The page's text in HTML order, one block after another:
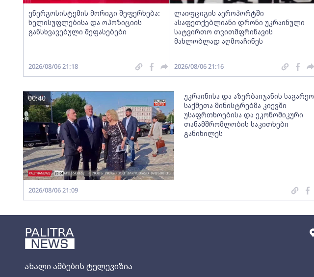
ახალი ამბების ტელევიზია
ენერგოსისტემის მორიგი შეფერხება:
ხელისუფლებისა და ოპოზიციის
განსხვავებული შეფასებები
2026/08/06 21:18
ლაიფციგის აეროპორტში
ასაფეთქებლიანი დრონი უკრაინული
სატვირთო თვითმფრინავის
მახლობლად აღმოაჩინეს
2026/08/06 21:16
უკრაინისა და აზერბაიჯანის საგარეო
საქმეთა მინისტრებმა კიევში
უსაფრთხოებისა და ეკონომიკური
თანამშრომლობის საკითხები
განიხილეს
00:40
2026/08/06 21:09